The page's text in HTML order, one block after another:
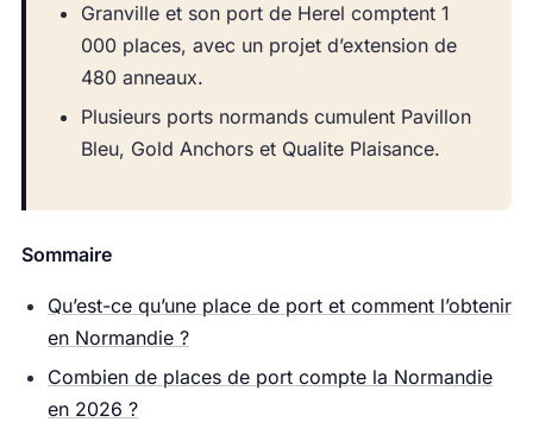
Granville et son port de Herel comptent 1
000 places, avec un projet d’extension de
480 anneaux.
Plusieurs ports normands cumulent Pavillon
Bleu, Gold Anchors et Qualite Plaisance.
Sommaire
Qu’est-ce qu’une place de port et comment l’obtenir
en Normandie ?
Combien de places de port compte la Normandie
en 2026 ?